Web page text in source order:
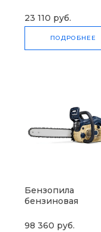
23 110 руб.
ПОДРОБНЕЕ
Бензопила
бензиновая
98 360 руб.